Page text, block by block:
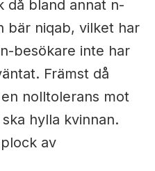
då bland annat n-
bär niqab, vilket har
besökare inte har
Främst då
nolltolerans mot
hylla kvinnan.
av